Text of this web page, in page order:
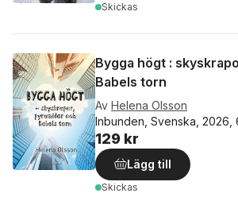
Skickas
Bygga högt :
Babels torn
Av Helena Olsson
Inbunden, Svenska, 2026,
129 kr
Lägg till
Skickas